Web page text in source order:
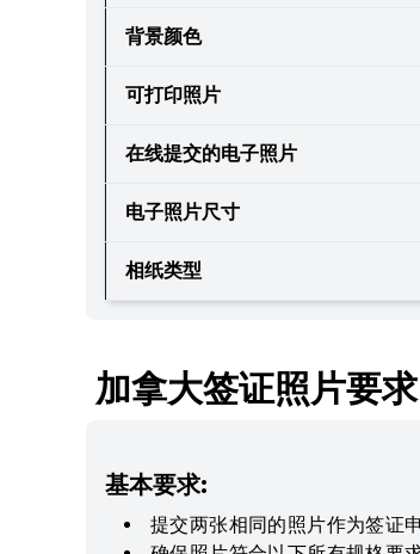
背景颜色
可打印照片
在线提交的电子照片
电子照片尺寸
相纸类型
加拿大签证照片要求
基本要求:
提交两张相同的照片作为签证